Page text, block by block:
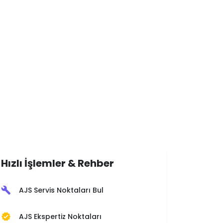
Hızlı İşlemler & Rehber
build AJS Servis Noktaları Bul
verified AJS Ekspertiz Noktaları